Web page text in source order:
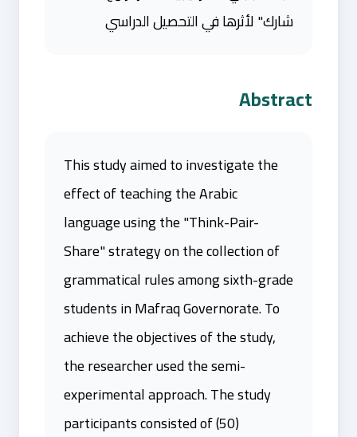
شارك" لأثرها في التحصيل الدراسي
Abstract
This study aimed to investigate the
effect of teaching the Arabic
language using the "Think-Pair-
Share" strategy on the collection of
grammatical rules among sixth-grade
students in Mafraq Governorate. To
achieve the objectives of the study,
the researcher used the semi-
experimental approach. The study
participants consisted of (50)